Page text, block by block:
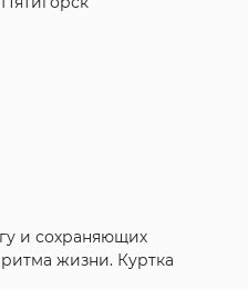
и сохраняющих
жизни. Куртка